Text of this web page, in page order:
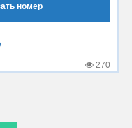
номер
270